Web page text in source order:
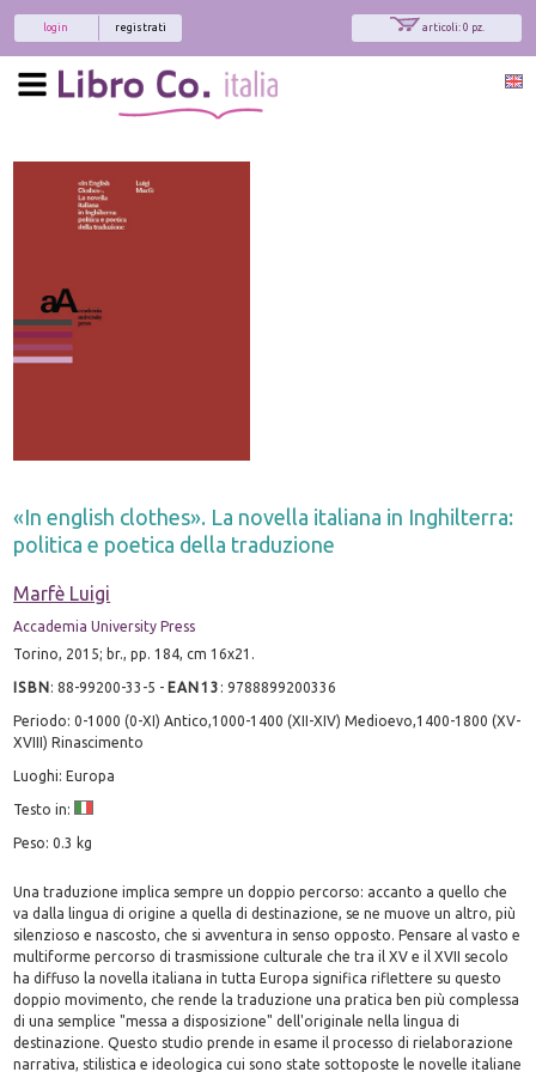
articoli: 0 pz.
registrati
login
«In english clothes». La novella italiana in Inghilterra:
politica e poetica della traduzione
Marfè Luigi
Accademia University Press
Torino, 2015; br., pp. 184, cm 16x21.
ISBN:88-99200-33-5 - EAN13 :9788899200336
Periodo: 0-1000 (0-XI) Antico,1000-1400 (XII-XIV) Medioevo,1400-1800 (XV-
XVIII) Rinascimento
Luoghi: Europa
Testo in:
Peso: 0.3 kg
Una traduzione implica sempre un doppio percorso: accanto a quello che
va dalla lingua di origine a quella di destinazione, se ne muove un altro, più
silenzioso e nascosto, che si avventura in senso opposto. Pensare al vasto e
multiforme percorso di trasmissione culturale che tra il XV e il XVII secolo
ha diffuso la novella italiana in tutta Europa significa riflettere su questo
doppio movimento, che rende la traduzione una pratica ben più complessa
di una semplice "messa a disposizione" dell'originale nella lingua di
destinazione. Questo studio prende in esame il processo di rielaborazione
narrativa, stilistica e ideologica cui sono state sottoposte le novelle italiane